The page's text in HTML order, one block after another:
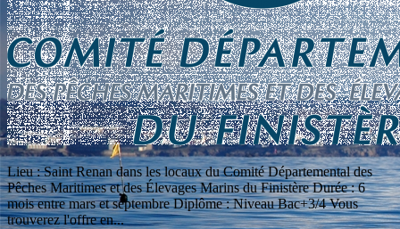
Lieu : Saint Renan dans les locaux du Comité Départemental des
Pêches Maritimes et des Élevages Marins du Finistère Durée : 6
mois entre mars et septembre Diplôme : Niveau Bac+3/4 Vous
trouverez l'offre en...